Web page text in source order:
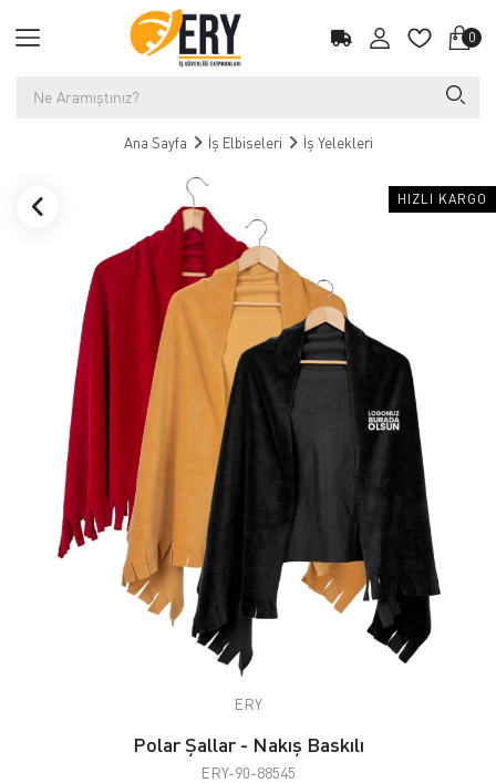
0
Ana Sayfa İş Elbiseleri İş Yelekleri
HIZLI KARGO
ERY
Polar Şallar - Nakış Baskılı
ERY-90-88545